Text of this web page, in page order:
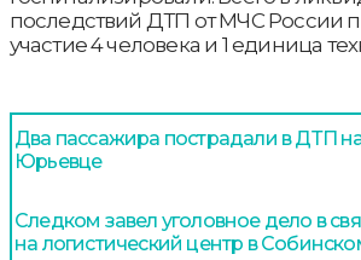
последствий ДТП от МЧС России
участие 4 человека и 1 единица
Два пассажира пострадали в ДТП
Юрьевце
Следком завел уголовное дело в
на логистический центр в